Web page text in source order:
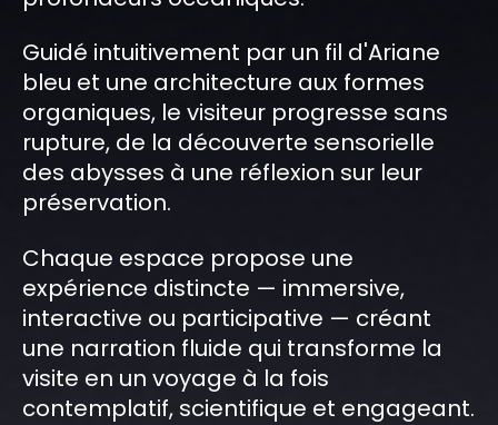
Guidé intuitivement par un fil d'Ariane
bleu et une architecture aux formes
organiques, le visiteur progresse sans
rupture, de la découverte sensorielle
des abysses à une réflexion sur leur
préservation.
Chaque espace propose une
expérience distincte — immersive,
interactive ou participative — créant
une narration fluide qui transforme la
visite en un voyage à la fois
contemplatif, scientifique et engageant.